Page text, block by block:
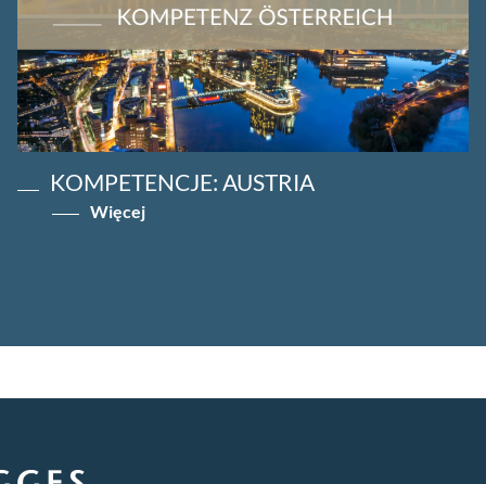
KOMPETENCJE: AUSTRIA
Więcej